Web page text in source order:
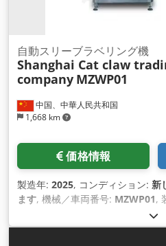
中国、中華人民共和国
1,668 km
自動スリーブラベリング機
Shanghai Cat claw
company MZWP01
価格情報
製造年: 2025, コンディション: 新
ます, 機械／車両番号: MZWP01,